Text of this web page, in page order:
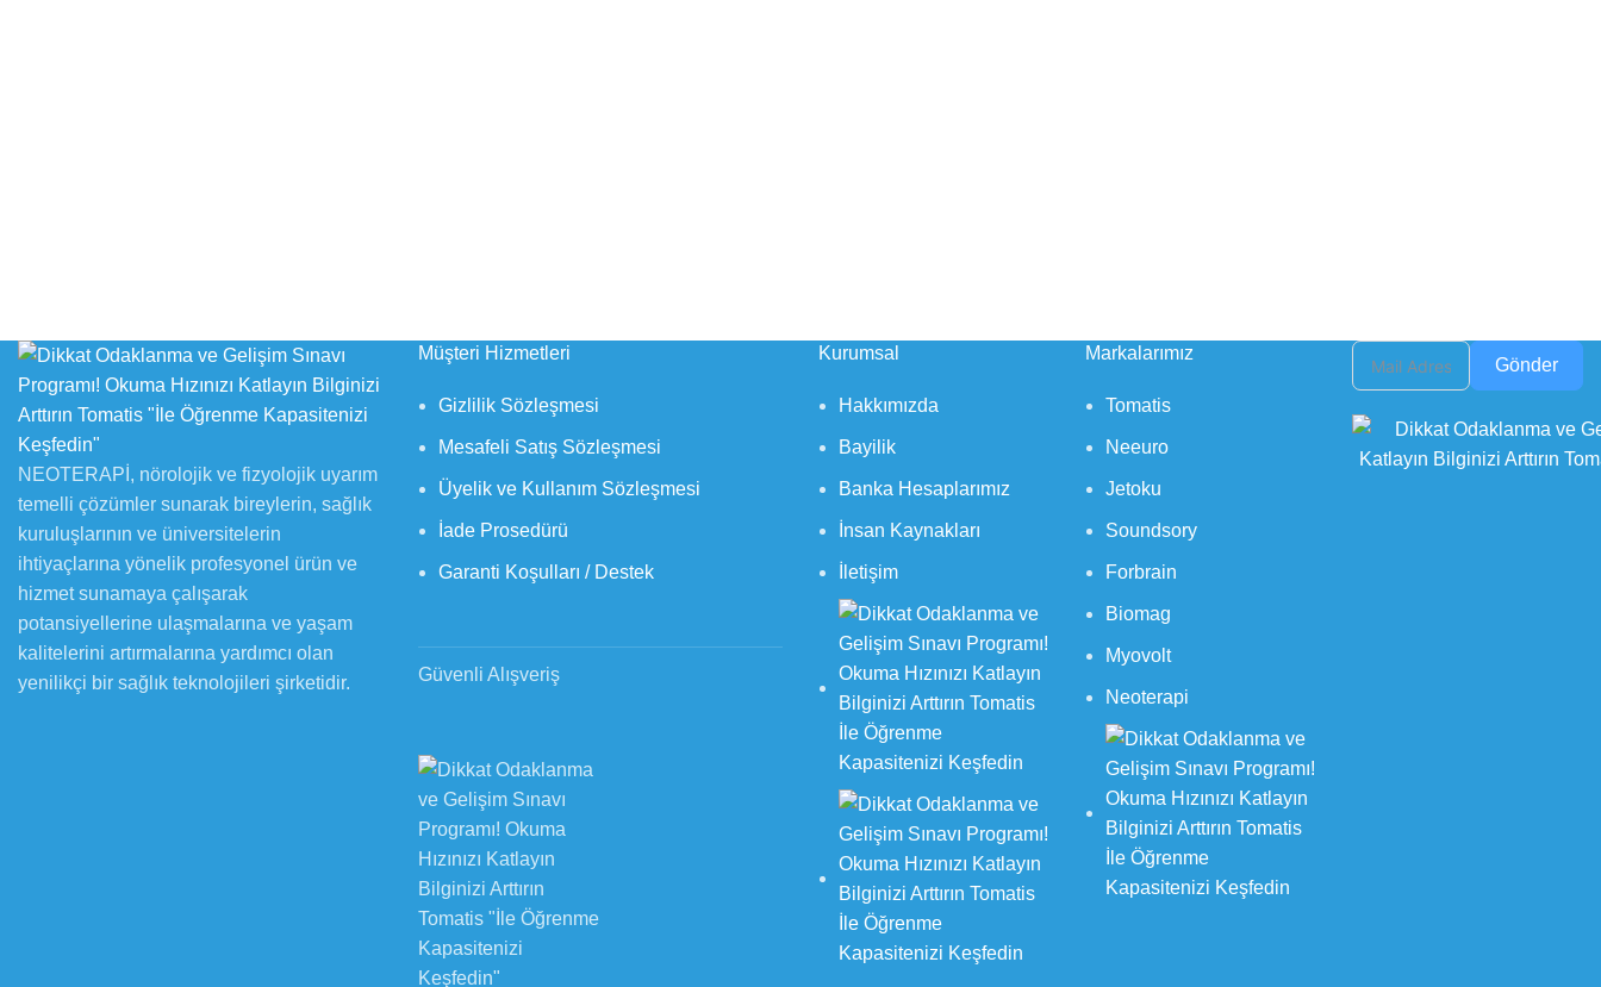
NEOTERAPİ, nörolojik ve fizyolojik uyarım
temelli çözümler sunarak bireylerin, sağlık
kuruluşlarının ve üniversitelerin
ihtiyaçlarına yönelik profesyonel ürün ve
hizmet sunamaya çalışarak
potansiyellerine ulaşmalarına ve yaşam
kalitelerini artırmalarına yardımcı olan
yenilikçi bir sağlık teknolojileri şirketidir.
Müşteri Hizmetleri
Gizlilik Sözleşmesi
Mesafeli Satış Sözleşmesi
Üyelik ve Kullanım Sözleşmesi
İade Prosedürü
Garanti Koşulları / Destek
Güvenli Alışveriş
Kurumsal
Hakkımızda
Bayilik
Banka Hesaplarımız
İnsan Kaynakları
İletişim
Markalarımız
Tomatis
Neeuro
Jetoku
Soundsory
Forbrain
Biomag
Myovolt
Neoterapi
Gönder